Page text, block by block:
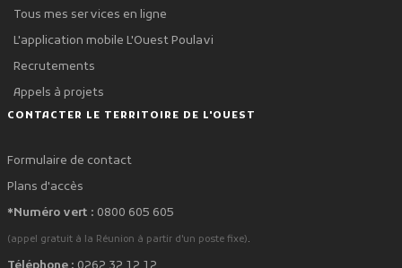
Tous mes services en ligne
L'application mobile L'Ouest Poulavi
Recrutements
Appels à projets
CONTACTER LE TERRITOIRE DE L'OUEST
Formulaire de contact
Plans d'accès
*Numéro vert : 0800 605 605
(appel gratuit à la Réunion à partir d'un poste fixe).